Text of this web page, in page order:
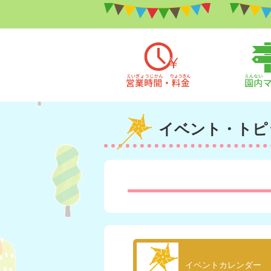
イベント・ト
イベントカレンダー